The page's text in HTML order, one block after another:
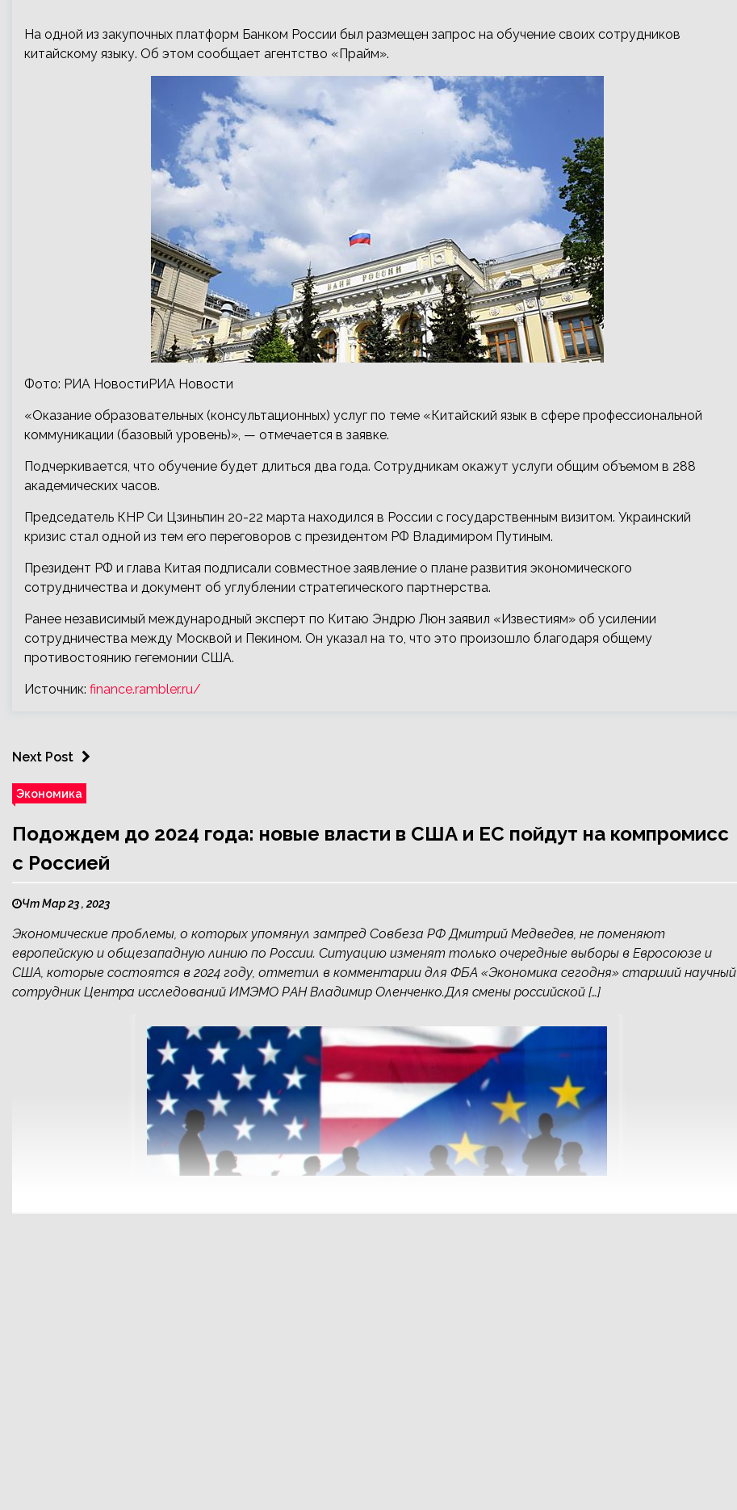
На одной из закупочных платформ Банком России был размещен запрос на обучение своих сотрудников
китайскому языку. Об этом сообщает агентство «Прайм».
Фото: РИА НовостиРИА Новости
«Оказание образовательных (консультационных) услуг по теме «Китайский язык в сфере профессиональной
коммуникации (базовый уровень)», — отмечается в заявке.
Подчеркивается, что обучение будет длиться два года. Сотрудникам окажут услуги общим объемом в 288
академических часов.
Председатель КНР Си Цзиньпин 20-22 марта находился в России с государственным визитом. Украинский
кризис стал одной из тем его переговоров с президентом РФ Владимиром Путиным.
Президент РФ и глава Китая подписали совместное заявление о плане развития экономического
сотрудничества и документ об углублении стратегического партнерства.
Ранее независимый международный эксперт по Китаю Эндрю Люн заявил «Известиям» об усилении
сотрудничества между Москвой и Пекином. Он указал на то, что это произошло благодаря общему
противостоянию гегемонии США.
Источник: finance.rambler.ru/
Next Post
Экономика
Подождем до 2024 года: новые власти в США и ЕС пойдут на компромисс
с Россией
Чт Мар 23 , 2023
Экономические проблемы, о которых упомянул зампред Совбеза РФ Дмитрий Медведев, не поменяют
европейскую и общезападную линию по России. Ситуацию изменят только очередные выборы в Евросоюзе и
США, которые состоятся в 2024 году, отметил в комментарии для ФБА «Экономика сегодня» старший научный
сотрудник Центра исследований ИМЭМО РАН Владимир Оленченко.Для смены российской […]